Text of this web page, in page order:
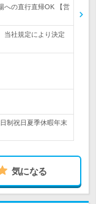
への直行直帰OK 【営
当社規定により決定
制祝日夏季休暇年末
気になる